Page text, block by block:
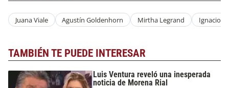
Juana Viale Agustín Goldenhorn Mirtha Legrand Ignacio
TAMBIÉN TE PUEDE INTERESAR
Luis Ventura reveló una inesperada
noticia de Morena Rial